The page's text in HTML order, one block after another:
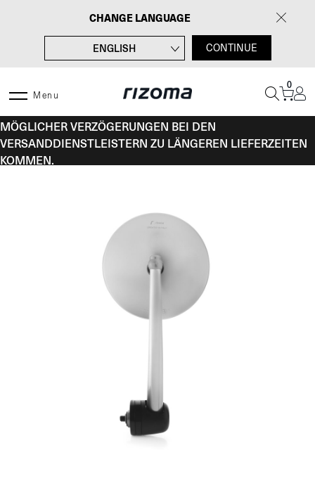
CHANGE LANGUAGE
ENGLISH
ITALIANO
ESPAÑOL
CONTINUE
Menu
0
MÖGLICHER VERZÖGERUNGEN BEI DEN
VERSANDDIENSTLEISTERN ZU LÄNGEREN LIEFERZEITEN
KOMMEN.